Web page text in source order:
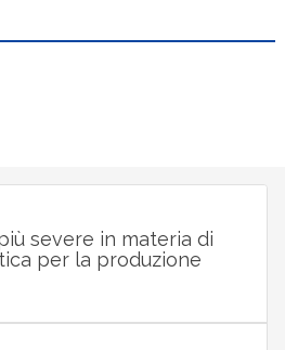
severe in materia di
per la produzione